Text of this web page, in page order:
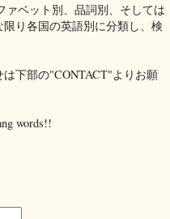
ァベット別、品詞別、そしては
り各国の英語別に分類し、検
下部の"CONTACT"よりお願
words!!